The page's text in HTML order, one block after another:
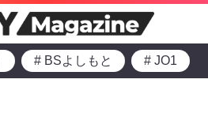
# BSよしもと # JO1